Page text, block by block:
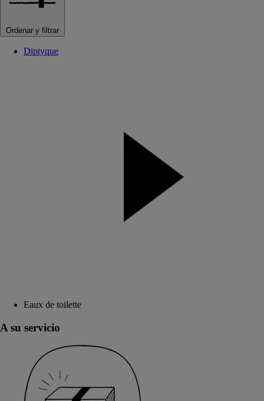
Ordenar y filtrar
Diptyque
Eaux de toilette
A su servicio